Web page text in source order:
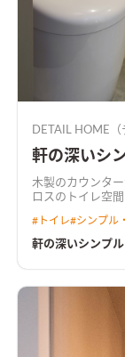
DETAIL HOME（
軒の深いシ
木製のカウンタ
ロスのトイレ空間
# トイレ#シンプル
軒の深いシンプ